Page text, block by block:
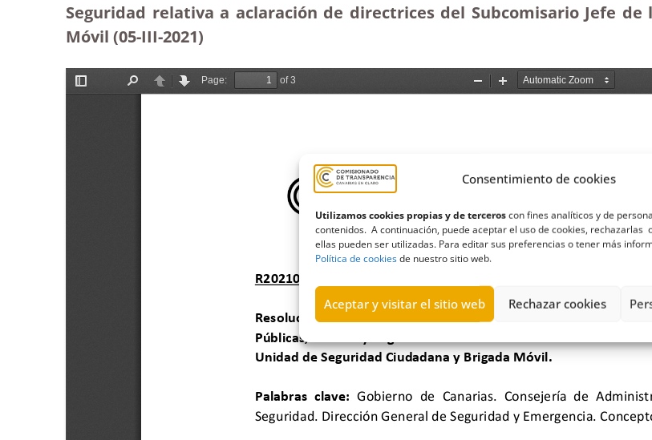
Consentimiento de cookies
Utilizamos cookies propias y de terceroscon fines analíticos y de
contenidos. A continuación, puede aceptar el uso de cookies, rechazarlas
ellas pueden ser utilizadas. Para editar sus preferencias o tener más
Política de cookiesde nuestro sitio web.
Aceptar y visitar el sitio web Rechazar cookies
Seguridad relativa a aclaración de directrices del Subcomisario Jefe
Móvil (05-III-2021)